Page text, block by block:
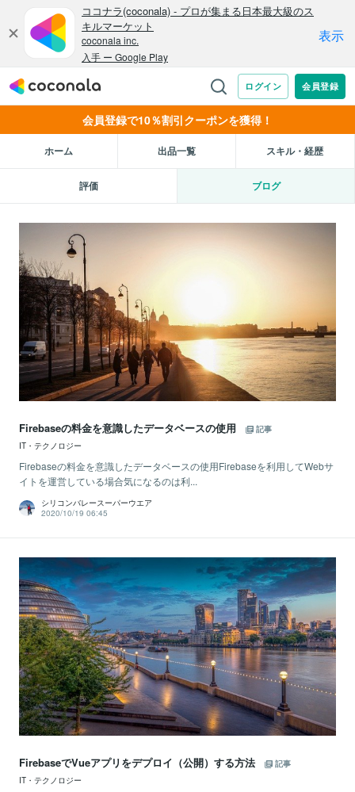
会員登録で10％割引クーポンを獲得！
ホーム 出品一覧 スキル・経歴
評価 ブログ
Firebaseの料金を意識したデータベースの使用
記事
IT・テクノロジー
Firebaseの料金を意識したデータベースの使用Firebaseを利用してWebサ
イトを運営している場合気になるのは利...
シリコンバレースーパーウエア
2020/10/19 06:45
FirebaseでVueアプリをデプロイ（公開）する方法
記事
IT・テクノロジー